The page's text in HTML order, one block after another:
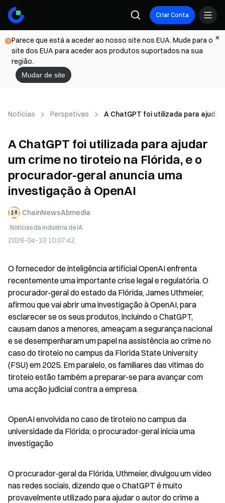
Criar Conta
Parece que está a aceder ao nosso site nos EUA. Mude para o
site dos EUA para aceder aos produtos suportados na sua
região.
Mudar de site
Notícias Perspetivas A ChatGPT foi utilizada para
A ChatGPT foi utilizada para ajudar
um crime no tiroteio na Flórida, e o
procurador-geral anuncia uma
investigação à OpenAI
ChainNewsAbmedia
Notícias da indústria de IA
2026-04-10 10:07:42
O fornecedor de inteligência artificial OpenAI enfrenta
recentemente uma importante crise legal e regulatória. O
procurador-geral do estado da Flórida, James Uthmeier,
afirmou que vai abrir uma investigação à OpenAI, para
esclarecer se os seus produtos, incluindo o ChatGPT,
causam danos a menores, ameaçam a segurança nacional
e se desempenharam um papel na assistência ao crime no
caso do tiroteio no campus da Florida State University
(FSU) em 2025. Em paralelo, os familiares das vítimas do
tiroteio estão também a preparar-se para avançar com
uma acção judicial contra a empresa.
OpenAI envolvida no caso de tiroteio no campus da
universidade da Flórida; o procurador-geral inicia uma
investigação
O procurador-geral da Flórida, Uthmeier, divulgou um vídeo
nas redes sociais, dizendo que o ChatGPT é muito
provavelmente utilizado para ajudar o autor do crime a